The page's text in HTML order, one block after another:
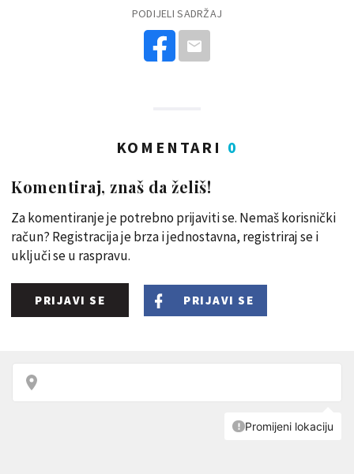
PODIJELI SADRŽAJ
KOMENTARI 0
Komentiraj, znaš da želiš!
Za komentiranje je potrebno prijaviti se. Nemaš korisnički
račun? Registracija je brza i jednostavna, registriraj se i
uključi se u raspravu.
PRIJAVI SE PRIJAVI SE